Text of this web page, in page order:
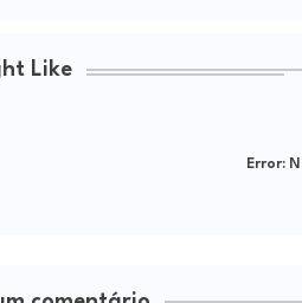
Like
Error: